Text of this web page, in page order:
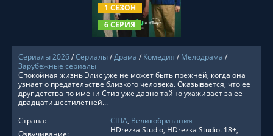
1 СЕЗОН
6 СЕРИЯ
Сериалы 2026/Сериалы/Драма / Комедия / Мелодрама /
Зарубежные сериалы
Спокойная жизнь Элис уже не может быть прежней, когда она
узнает о предательстве близкого человека. Оказывается, что ее
друг детства по имени Стив уже давно тайно ухаживает за ее
двадцатишестилетней...
Страна:
США, Великобритания
Озвучивание:
HDrezka Studio, HDrezka Studio. 18+,